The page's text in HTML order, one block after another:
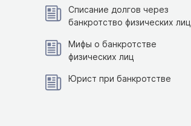
Списание долгов через
банкротство физических лиц
Мифы о банкротстве
физических лиц
Юрист при банкротстве